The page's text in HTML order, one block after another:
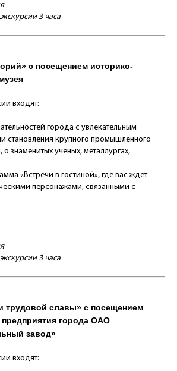
3 часа
с посещением историко-
входят:
города с увлекательным
становления крупного промышленного
знаменитых ученых, металлургах,
«Встречи в гостиной», где вас ждет
персонажами, связанными с
3 часа
трудовой славы» с посещением
предприятия города ОАО
завод»
входят: